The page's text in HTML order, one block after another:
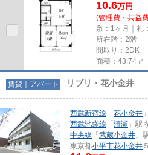
10.6万円
(管理費・共益
敷：1ヶ月｜礼
所在階：2階
間取り：2DK
面積：43.74㎡
賃貸｜アパート リブリ・花小金井
西武新宿線 「 花小金井
西武池袋線 「 清瀬 」駅
中央線 「 武蔵小金井 」
東京都小平市花小金井